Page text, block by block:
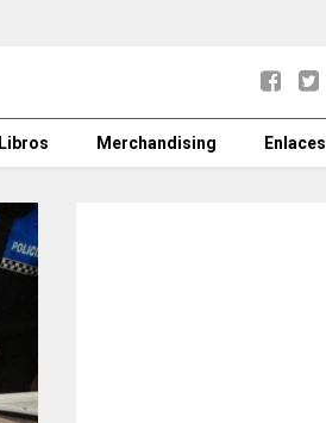
Libros Merchandising Enlaces